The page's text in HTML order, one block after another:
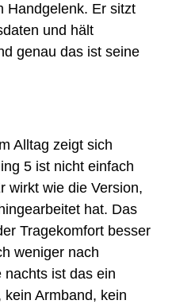
Handgelenk. Er sitzt
und hält
genau das ist seine
Alltag zeigt sich
5 ist nicht einfach
wirkt wie die Version,
hat. Das
Tragekomfort besser
weniger nach
nachts ist das ein
Armband, kein